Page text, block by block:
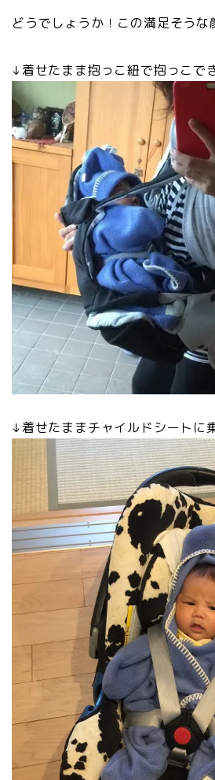
どうでしょうか！この満足そうな
↓着せたまま抱っこ紐で抱っこで
↓着せたままチャイルドシートに